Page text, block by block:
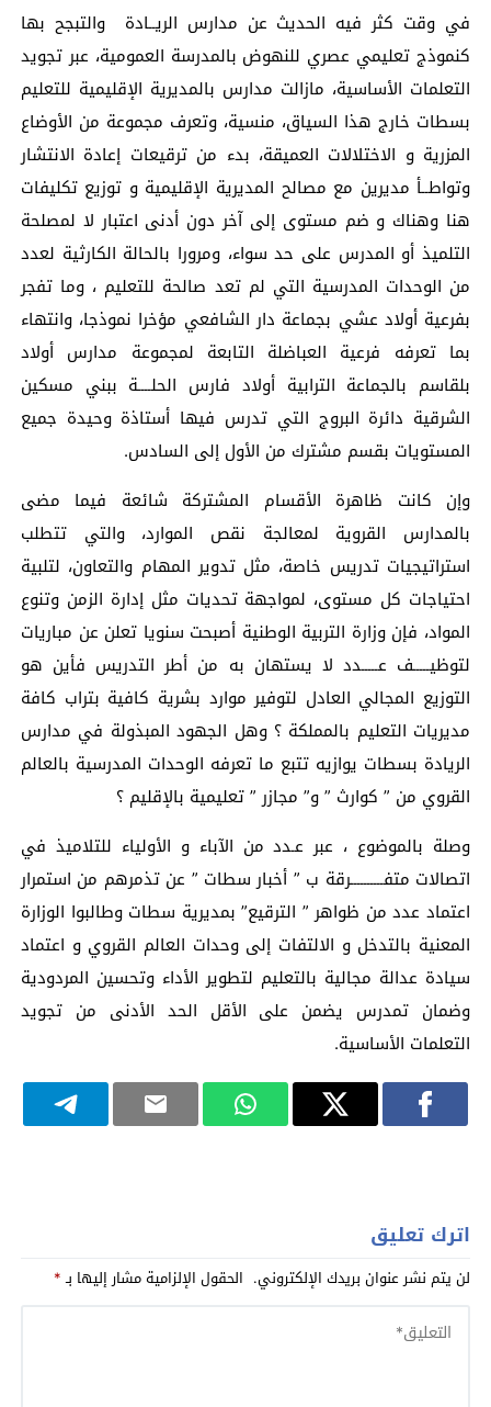
في وقت كثر فيه الحديث عن مدارس الريــادة والتبجح بها
كنموذج تعليمي عصري للنهوض بالمدرسة العمومية، عبر تجويد
التعلمات الأساسية، مازالت مدارس بالمديرية الإقليمية للتعليم
بسطات خارج هذا السياق، منسية، وتعرف مجموعة من الأوضاع
المزرية و الاختلالات العميقة، بدء من ترقيعات إعادة الانتشار
وتواطــأ مديرين مع مصالح المديرية الإقليمية و توزيع تكليفات
هنا وهناك و ضم مستوى إلى آخر دون أدنى اعتبار لا لمصلحة
التلميذ أو المدرس على حد سواء، ومرورا بالحالة الكارثية لعدد
من الوحدات المدرسية التي لم تعد صالحة للتعليم ، وما تفجر
بفرعية أولاد عشي بجماعة دار الشافعي مؤخرا نموذجا، وانتهاء
بما تعرفه فرعية العباضلة التابعة لمجموعة مدارس أولاد
بلقاسم بالجماعة الترابية أولاد فارس الحلــــة ببني مسكين
الشرقية دائرة البروج التي تدرس فيها أستاذة وحيدة جميع
المستويات بقسم مشترك من الأول إلى السادس.
وإن كانت ظاهرة الأقسام المشتركة شائعة فيما مضى
بالمدارس القروية لمعالجة نقص الموارد، والتي تتطلب
استراتيجيات تدريس خاصة، مثل تدوير المهام والتعاون، لتلبية
احتياجات كل مستوى، لمواجهة تحديات مثل إدارة الزمن وتنوع
المواد، فإن وزارة التربية الوطنية أصبحت سنويا تعلن عن مباريات
لتوظيـــــف عـــــدد لا يستهان به من أطر التدريس فأين هو
التوزيع المجالي العادل لتوفير موارد بشرية كافية بتراب كافة
مديريات التعليم بالمملكة ؟ وهل الجهود المبذولة في مدارس
الريادة بسطات يوازيه تتبع ما تعرفه الوحدات المدرسية بالعالم
القروي من ” كوارث ” و” مجازر ” تعليمية بالإقليم ؟
وصلة بالموضوع ، عبر عـدد من الآباء و الأولياء للتلاميذ في
اتصالات متفــــــــــرقة ب ” أخبار سطات ” عن تذمرهم من استمرار
اعتماد عدد من ظواهر ” الترقيع” بمديرية سطات وطالبوا الوزارة
المعنية بالتدخل و الالتفات إلى وحدات العالم القروي و اعتماد
سيادة عدالة مجالية بالتعليم لتطوير الأداء وتحسين المردودية
وضمان تمدرس يضمن على الأقل الحد الأدنى من تجويد
التعلمات الأساسية.
اترك تعليق
لن يتم نشر عنوان بريدك الإلكتروني. الحقول الإلزامية مشار إليها بـ*